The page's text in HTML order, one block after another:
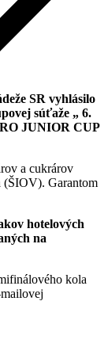
SR vyhlásilo
súťaže „ 6.
JUNIOR CUP
a cukrárov
(ŠIOV). Garantom
hotelových
na
kola